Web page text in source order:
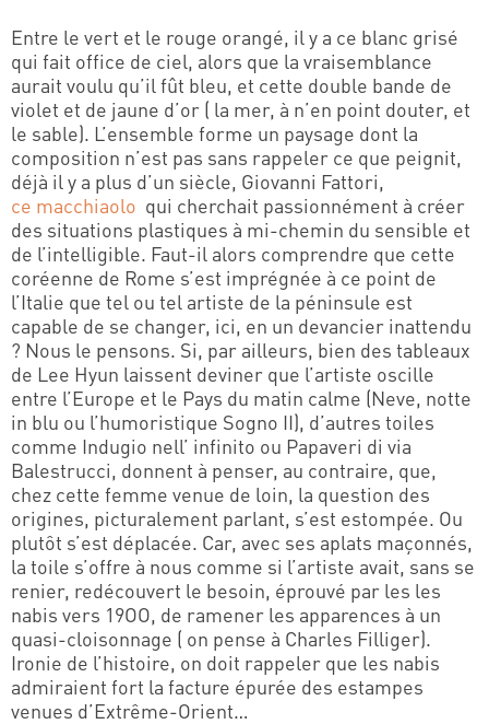
Entre le vert et le rouge orangé, il y a ce blanc grisé
qui fait office de ciel, alors que la vraisemblance
aurait voulu qu’il fût bleu, et cette double bande de
violet et de jaune d’or ( la mer, à n’en point douter, et
le sable). L’ensemble forme un paysage dont la
composition n’est pas sans rappeler ce que peignit,
déjà il y a plus d’un siècle, Giovanni Fattori,
ce macchiaolo qui cherchait passionnément à créer
des situations plastiques à mi-chemin du sensible et
de l’intelligible. Faut-il alors comprendre que cette
coréenne de Rome s’est imprégnée à ce point de
l’Italie que tel ou tel artiste de la péninsule est
capable de se changer, ici, en un devancier inattendu
? Nous le pensons. Si, par ailleurs, bien des tableaux
de Lee Hyun laissent deviner que l’artiste oscille
entre l’Europe et le Pays du matin calme (Neve, notte
in blu ou l’humoristique Sogno II), d’autres toiles
comme Indugio nell’ infinito ou Papaveri di via
Balestrucci, donnent à penser, au contraire, que,
chez cette femme venue de loin, la question des
origines, picturalement parlant, s’est estompée. Ou
plutôt s’est déplacée. Car, avec ses aplats maçonnés,
la toile s’offre à nous comme si l’artiste avait, sans se
renier, redécouvert le besoin, éprouvé par les les
nabis vers 19OO, de ramener les apparences à un
quasi-cloisonnage ( on pense à Charles Filliger).
Ironie de l’histoire, on doit rappeler que les nabis
admiraient fort la facture épurée des estampes
venues d’Extrême-Orient…